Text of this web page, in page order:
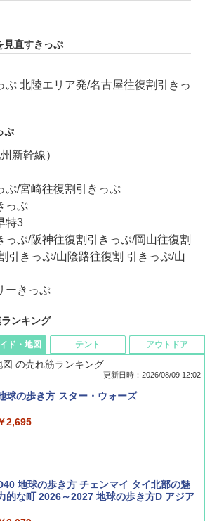
見直すきっぷ
ぷ 北陸エリア発/名古屋往復割引きっ
ぷ
新幹線）
ぷ/宮崎往復割引きっぷ
っぷ
特3
っぷ/阪神往復割引きっぷ/岡山往復割
引きっぷ/山陰路往復割 引きっぷ/山
ーきっぷ
ンキング
PAL(ビ-パル) 2026年 9 月号【特別付録:
ィズニーファン ２０２６年 ９月号 [雑
] (ＤＩＳＮＥＹ ＦＡＮ)
ド・地図
の売れ筋ランキング
更新日時：2026/08/09 12:02
球の歩き方 スター・ウォーズ
2,695
地球の歩き方 チェンマイ タイ北部の魅
的な町 2026～2027 地球の歩き方D アジア
テント アウトドア